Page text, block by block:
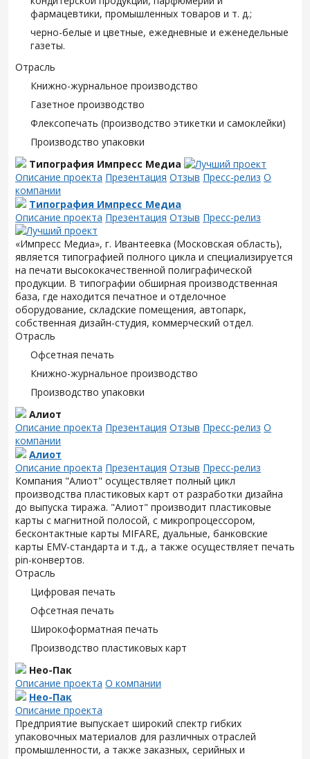
фармацевтики, промышленных товаров и т. д.;
черно-белые и цветные, ежедневные и еженедельные
газеты.
Отрасль
Книжно-журнальное производство
Газетное производство
Флексопечать (производство этикетки и самоклейки)
Производство упаковки
Типография Импресс Медиа
Описание проекта Презентация Отзыв Пресс-релиз О
компании
Типография Импресс Медиа
Описание проекта Презентация Отзыв Пресс-релиз
«Импресс Медиа», г. Ивантеевка (Московская область),
является типографией полного цикла и специализируется
на печати высококачественной полиграфической
продукции. В типографии обширная производственная
база, где находится печатное и отделочное
оборудование, складские помещения, автопарк,
собственная дизайн-студия, коммерческий отдел.
Отрасль
Офсетная печать
Книжно-журнальное производство
Производство упаковки
Алиот
Описание проекта Презентация Отзыв Пресс-релиз О
компании
Алиот
Описание проекта Презентация Отзыв Пресс-релиз
Компания "Алиот" осуществляет полный цикл
производства пластиковых карт от разработки дизайна
до выпуска тиража. "Алиот" производит пластиковые
карты с магнитной полосой, с микропроцессором,
бесконтактные карты MIFARE, дуальные, банковские
карты EMV-стандарта и т.д., а также осуществляет печать
pin-конвертов.
Отрасль
Цифровая печать
Офсетная печать
Широкоформатная печать
Производство пластиковых карт
Нео-Пак
Описание проекта О компании
Нео-Пак
Описание проекта
Предприятие выпускает широкий спектр гибких
упаковочных материалов для различных отраслей
промышленности, а также заказных, серийных и